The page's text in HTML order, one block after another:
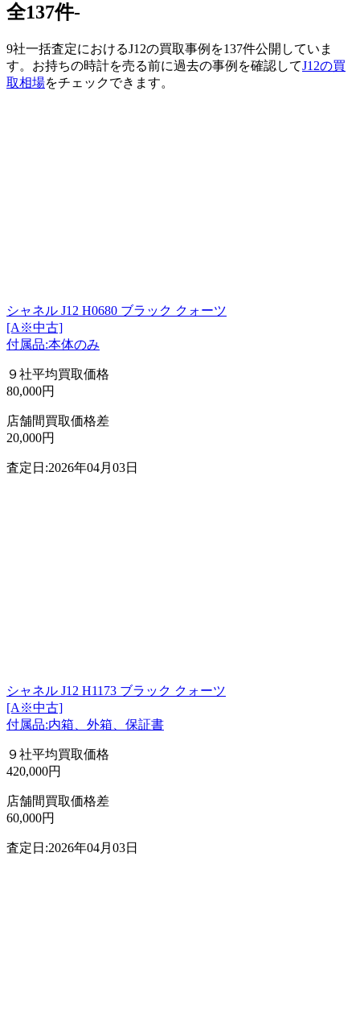
全137件-
9社一括査定におけるJ12の買取事例を137件公開していま
す。お持ちの時計を売る前に過去の事例を確認してJ12の買
取相場をチェックできます。
シャネル J12 H0680 ブラック クォーツ
[A※中古]
付属品:本体のみ
９社平均買取価格
80,000円
店舗間買取価格差
20,000円
査定日:2026年04月03日
シャネル J12 H1173 ブラック クォーツ
[A※中古]
付属品:内箱、外箱、保証書
９社平均買取価格
420,000円
店舗間買取価格差
60,000円
査定日:2026年04月03日